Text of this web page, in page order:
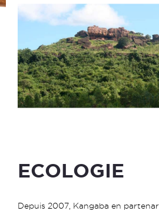
ECOLOGIE
Depuis 2007, Kangaba en